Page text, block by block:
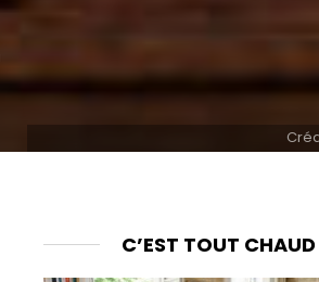
C’EST TOUT